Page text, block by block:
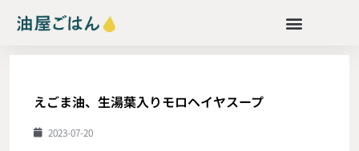
えごま油、生湯葉入りモロヘイヤスープ
2023-07-20